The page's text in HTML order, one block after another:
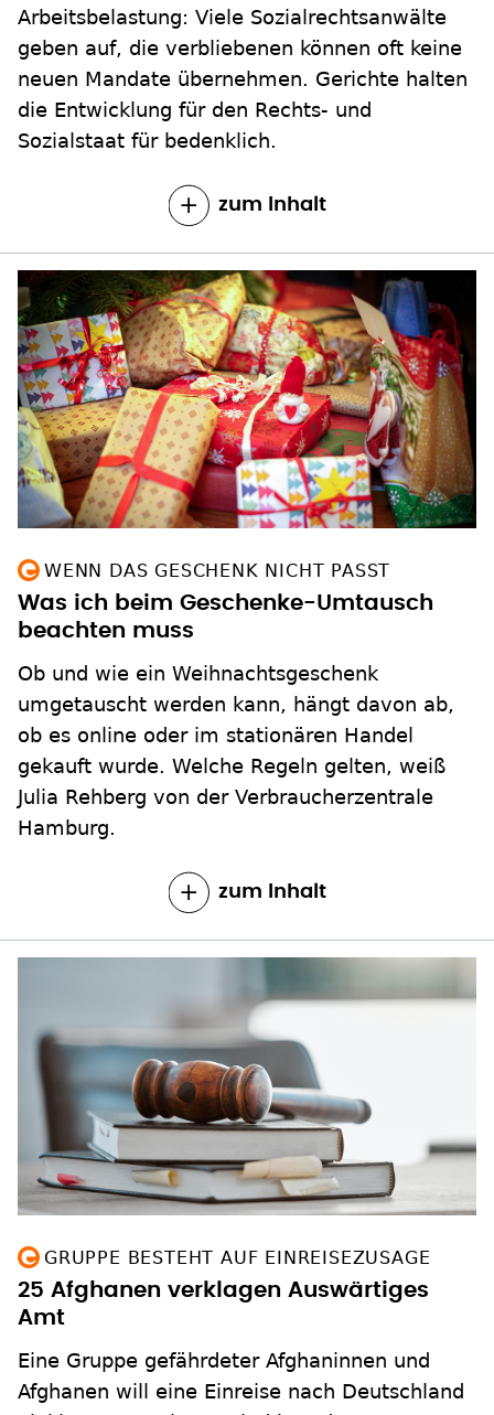
Arbeitsbelastung: Viele Sozialrechtsanwälte
geben auf, die verbliebenen können oft keine
neuen Mandate übernehmen. Gerichte halten
die Entwicklung für den Rechts- und
Sozialstaat für bedenklich.
zum Inhalt
WENN DAS GESCHENK NICHT PASST
Was ich beim Geschenke-Umtausch
beachten muss
Ob und wie ein Weihnachtsgeschenk
umgetauscht werden kann, hängt davon ab,
ob es online oder im stationären Handel
gekauft wurde. Welche Regeln gelten, weiß
Julia Rehberg von der Verbraucherzentrale
Hamburg.
zum Inhalt
GRUPPE BESTEHT AUF EINREISEZUSAGE
25 Afghanen verklagen Auswärtiges
Amt
Eine Gruppe gefährdeter Afghaninnen und
Afghanen will eine Einreise nach Deutschland